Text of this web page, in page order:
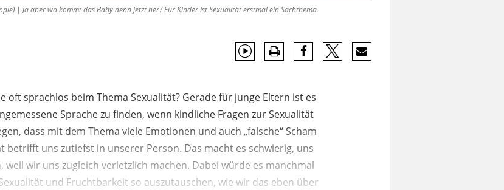
| Ja aber wo kommt das Baby denn jetzt her? Für Kinder ist Sexualität erstmal ein Sachthema.
oft sprachlos beim Thema Sexualität? Gerade für junge Eltern ist es
Sprache zu finden, wenn kindliche Fragen zur Sexualität
dass mit dem Thema viele Emotionen und auch „falsche“ Scham
betrifft uns zutiefst in unserer Person. Das macht es schwierig, uns
weil wir uns zugleich verletzlich machen. Dabei würde es manchmal
und Fruchtbarkeit so auszutauschen, wie wir das eben über